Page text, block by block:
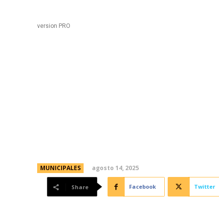
version PRO
MUNICIPALES agosto 14, 2025
Share Facebook Twitter